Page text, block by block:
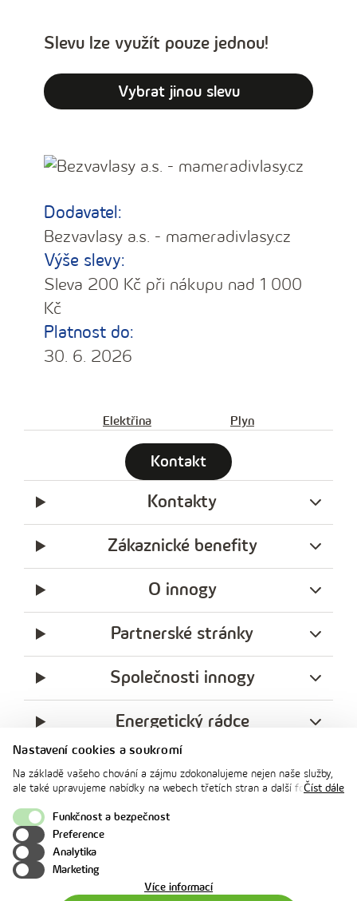
Nastavení cookies a soukromí
Na základě vašeho chování a zájmu zdokonalujeme nejen naše služby,
ale také upravujeme nabídky na webech třetích stran a další formy
souhlasu. Svoje nastavení můžete kdykoliv změnit v zápatí stránky v
„Nastavení soukromí". Více informací o tom, jak se soubory cookies a
osobními údaji pracujeme, včetně možností uplatnění vašich práv,
naleznete na webové stránce v sekci
Číst dále
Funkčnost a bezpečnost
Preference
Analytika
Marketing
Více informacío
Slevu lze využít pouze jednou!
Vybrat jinou slevu
Dodavatel:
Bezvavlasy a.s. - mameradivlasy.cz
Výše slevy:
Sleva 200 Kč při nákupu nad 1 000
Kč
Platnost do:
30. 6. 2026
Elektřina Plyn
Kontakt
Kontakty
Zákaznické benefity
O innogy
Partnerské stránky
Společnosti innogy
Energetický rádce
Legislativa
Ochrana soukromí
facebook